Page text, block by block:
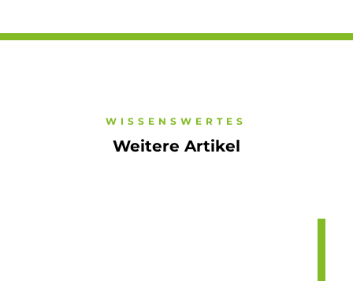
WISSENSWERTES
Weitere Artikel